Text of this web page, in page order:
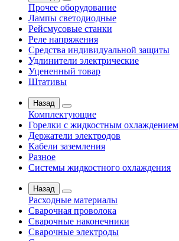
Прочее оборудование
Лампы светодиодные
Рейсмусовые станки
Реле напряжения
Средства индивидуальной защиты
Удлинители электрические
Уцененный товар
Штативы
Назад
Комплектующие
Горелки с жидкостным охлаждением
Держатели электродов
Кабели заземления
Разное
Системы жидкостного охлаждения
Назад
Расходные материалы
Сварочная проволока
Сварочные наконечники
Сварочные электроды